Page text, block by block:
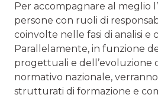
Per accompagnare al meglio
persone con ruoli di
coinvolte nelle fasi di analisi e
Parallelamente, in funzione
progettuali e dell’evoluzione
normativo nazionale,
strutturati di formazione e